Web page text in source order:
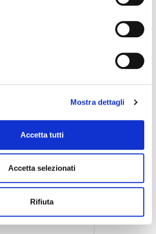
Mostra dettagli
Accetta tutti
Accetta selezionati
Rifiuta